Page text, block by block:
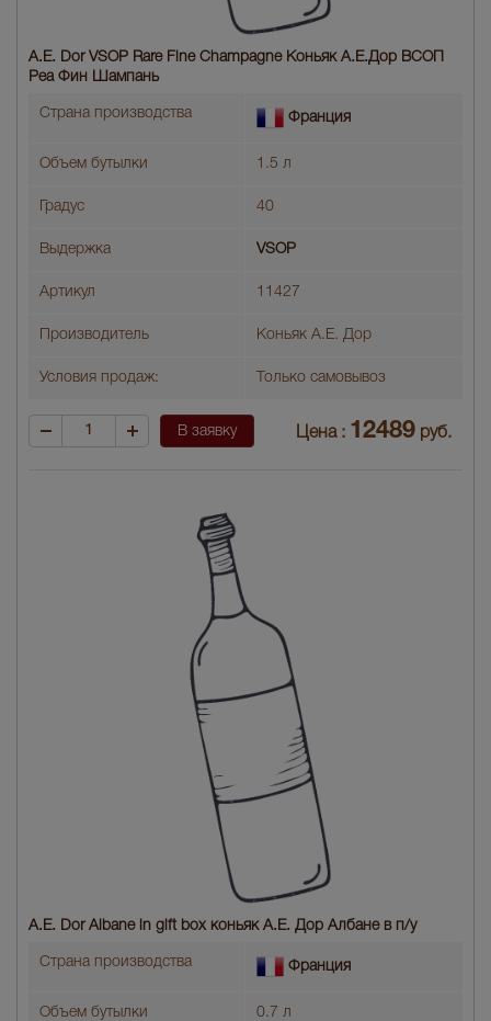
A.E. Dor VSOP Rare Fine Champagne Коньяк А.Е.Дор ВСОП
Реа Фин Шампань
Страна производства Франция
Объем бутылки 1.5 л
Градус 40
Выдержка VSOP
Артикул 11427
Производитель Коньяк А.Е. Дор
Условия продаж: Только самовывоз
В заявку Цена : 12489 руб.
A.E. Dor Albane in gift box коньяк А.Е. Дор Албане в п/у
Страна производства Франция
Объем бутылки 0.7 л